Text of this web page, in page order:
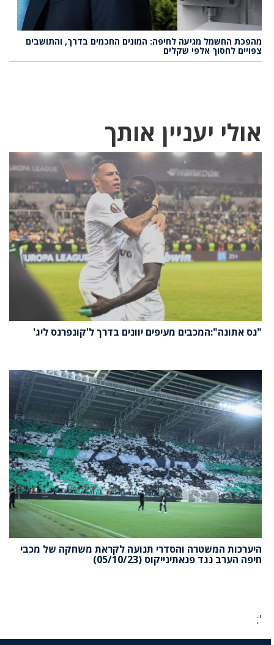
מהפכת החשמל מגיעה לחיפה: המונים החכמים בדרך, והתושבים
צפויים לחסוך אלפי שקלים
אולי יעניין אותך
"נס אתונה":המכבים מעיפים יוונים בדרך ל'קונפרנס ליג'
היערכות המשטרה והסדרי תנועה לקראת משחקה של מכבי
חיפה הערב נגד פנאתינייקוס (05/10/23)
';